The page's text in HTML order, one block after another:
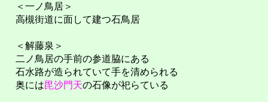
＜一ノ鳥居＞
高槻街道に面して建つ石鳥居
＜解藤泉＞
二ノ鳥居の手前の参道脇にある
石水路が造られていて手を清められる
奥には毘沙門天の石像が祀らている